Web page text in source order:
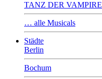
TANZ DER VAMPIRE
… alle Musicals
Städte
Berlin
Bochum